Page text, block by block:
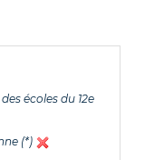
écoles du 12e
(*)